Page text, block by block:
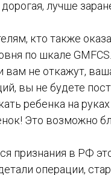
лучше
кто также
по шкале
не откажут,
вы не будете
ребенка на
Это возможно
признания в РФ
операции,